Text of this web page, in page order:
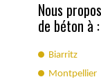
Nous
de béton à :
Biarritz
Montpellier